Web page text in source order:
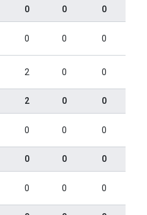
0 0 0
0 0 0
2 0 0
2 0 0
0 0 0
0 0 0
0 0 0